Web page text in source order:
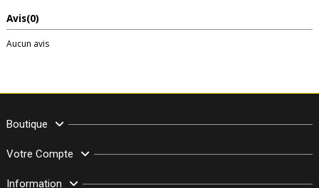
Avis(0)
Aucun avis
Boutique
Votre Compte
Information